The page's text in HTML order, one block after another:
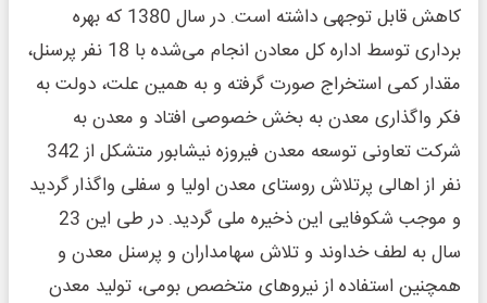
کاهش قابل توجهی داشته است. در سال 1380 که بهره
برداری توسط اداره کل معادن انجام می‌شده با 18 نفر پرسنل،
مقدار کمی استخراج صورت گرفته و به همین علت، دولت به
فکر واگذاری معدن به بخش خصوصی افتاد و معدن به
شرکت تعاونی توسعه معدن فیروزه نیشابور متشکل از 342
نفر از اهالی پرتلاش روستای معدن اولیا و سفلی واگذار گردید
و موجب شکوفایی این ذخیره ملی گردید. در طی این 23
سال به لطف خداوند و تلاش سهامداران و پرسنل معدن و
همچنین استفاده از نیروهای متخصص بومی، تولید معدن